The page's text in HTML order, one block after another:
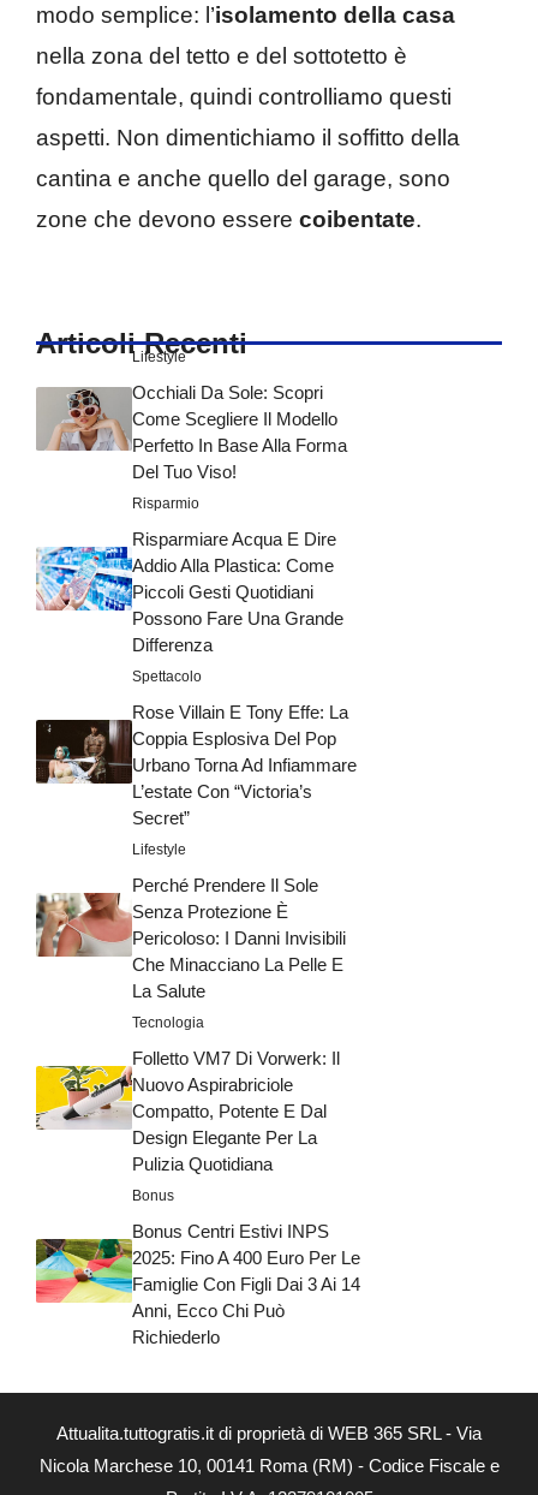
modo semplice: l’isolamento della casa
nella zona del tetto e del sottotetto è
fondamentale, quindi controlliamo questi
aspetti. Non dimentichiamo il soffitto della
cantina e anche quello del garage, sono
zone che devono essere coibentate.
Articoli Recenti
Lifestyle
Occhiali Da Sole: Scopri
Come Scegliere Il Modello
Perfetto In Base Alla Forma
Del Tuo Viso!
Risparmio
Risparmiare Acqua E Dire
Addio Alla Plastica: Come
Piccoli Gesti Quotidiani
Possono Fare Una Grande
Differenza
Spettacolo
Rose Villain E Tony Effe: La
Coppia Esplosiva Del Pop
Urbano Torna Ad Infiammare
L’estate Con “Victoria’s
Secret”
Lifestyle
Perché Prendere Il Sole
Senza Protezione È
Pericoloso: I Danni Invisibili
Che Minacciano La Pelle E
La Salute
Tecnologia
Folletto VM7 Di Vorwerk: Il
Nuovo Aspirabriciole
Compatto, Potente E Dal
Design Elegante Per La
Pulizia Quotidiana
Bonus
Bonus Centri Estivi INPS
2025: Fino A 400 Euro Per Le
Famiglie Con Figli Dai 3 Ai 14
Anni, Ecco Chi Può
Richiederlo
Attualita.tuttogratis.it di proprietà di WEB 365 SRL - Via
Nicola Marchese 10, 00141 Roma (RM) - Codice Fiscale e